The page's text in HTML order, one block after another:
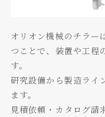
オリオン機械のチラー
つことで、装置や工程
す。
研究設備から製造ライ
ます。
見積依頼・カタログ請